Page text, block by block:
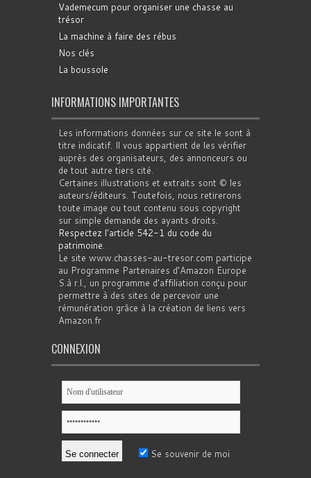
Vademecum pour organiser une chasse au
trésor
La machine à faire des rébus
Nos clés
La boussole
INFORMATIONS IMPORTANTES
Les informations données sur ce site le sont à
titre indicatif. Il vous appartient de les vérifier
auprès des organisateurs, des annonceurs ou
de tout autre tiers cité.
Certaines illustrations et extraits sont © les
auteurs/éditeurs. Toutefois, nous retirerons
toute image ou tout contenu sous copyright
sur simple demande des ayants droits.
Respectez l'article 542-1 du code du
patrimoine.
Le site www.chasses-au-tresor.com participe
au Programme Partenaires d’Amazon Europe
S.à r.l., un programme d’affiliation conçu pour
permettre à des sites de percevoir une
rémunération grâce à la création de liens vers
Amazon.fr
CONNEXION
Se souvenir de moi